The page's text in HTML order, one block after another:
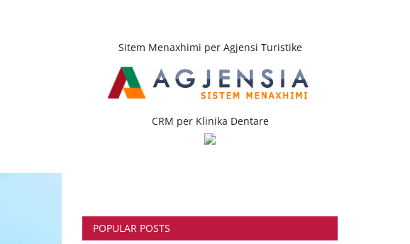
Sitem Menaxhimi per Agjensi Turistike
CRM per Klinika Dentare
POPULAR POSTS